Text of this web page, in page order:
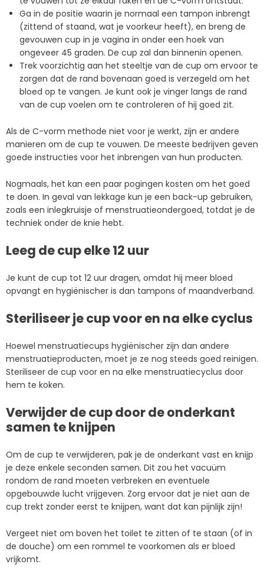
Ga in de positie waarin je normaal een tampon inbrengt
(zittend of staand, wat je voorkeur heeft), en breng de
gevouwen cup in je vagina in onder een hoek van
ongeveer 45 graden. De cup zal dan binnenin openen.
Trek voorzichtig aan het steeltje van de cup om ervoor te
zorgen dat de rand bovenaan goed is verzegeld om het
bloed op te vangen. Je kunt ook je vinger langs de rand
van de cup voelen om te controleren of hij goed zit.
Als de C-vorm methode niet voor je werkt, zijn er andere
manieren om de cup te vouwen. De meeste bedrijven geven
goede instructies voor het inbrengen van hun producten.
Nogmaals, het kan een paar pogingen kosten om het goed
te doen. In geval van lekkage kun je een back-up gebruiken,
zoals een inlegkruisje of menstruatieondergoed, totdat je de
techniek onder de knie hebt.
Leeg de cup elke 12 uur
Je kunt de cup tot 12 uur dragen, omdat hij meer bloed
opvangt en hygiënischer is dan tampons of maandverband.
Steriliseer je cup voor en na elke cyclus
Hoewel menstruatiecups hygiënischer zijn dan andere
menstruatieproducten, moet je ze nog steeds goed reinigen.
Steriliseer de cup voor en na elke menstruatiecyclus door
hem te koken.
Verwijder de cup door de onderkant
samen te knijpen
Om de cup te verwijderen, pak je de onderkant vast en knijp
je deze enkele seconden samen. Dit zou het vacuüm
rondom de rand moeten verbreken en eventuele
opgebouwde lucht vrijgeven. Zorg ervoor dat je niet aan de
cup trekt zonder eerst te knijpen, want dat kan pijnlijk zijn!
Vergeet niet om boven het toilet te zitten of te staan (of in
de douche) om een rommel te voorkomen als er bloed
vrijkomt.